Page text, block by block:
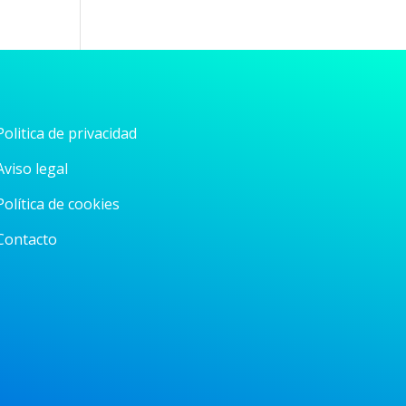
de privacidad
legal
de cookies